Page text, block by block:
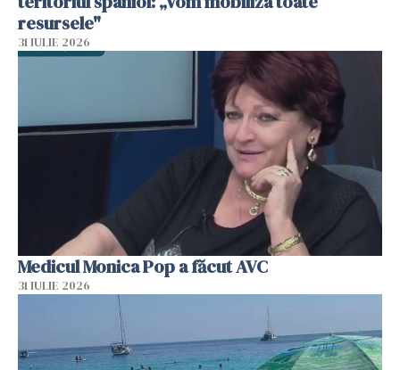
resursele"
31 IULIE 2026
Medicul Monica Pop a făcut AVC
31 IULIE 2026